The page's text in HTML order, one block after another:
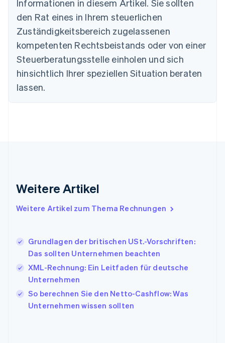
Informationen in diesem Artikel. Sie sollten
den Rat eines in Ihrem steuerlichen
Zuständigkeitsbereich zugelassenen
kompetenten Rechtsbeistands oder von einer
Steuerberatungsstelle einholen und sich
hinsichtlich Ihrer speziellen Situation beraten
lassen.
Weitere Artikel
Weitere Artikel zum Thema Rechnungen
Grundlagen der britischen USt.-Vorschriften:
Das sollten Unternehmen beachten
XML-Rechnung: Ein Leitfaden für deutsche
Unternehmen
So berechnen Sie den Netto-Cashflow: Was
Unternehmen wissen sollten
Deutsch English
Estland
English
Festlandchina
简体中文 English
Finnland
EnglishSvenska
Frankreich
Français
Italien
Italiano English
Japan
日本語 English
Kroatien
EnglishItaliano
Lettland
Liechtenstein
DeutschEnglish
Litauen